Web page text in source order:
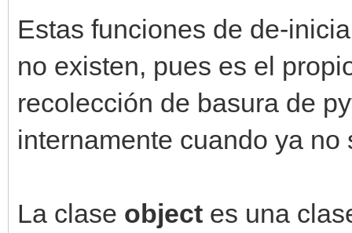
Estas funciones de de-
no existen, pues es el
recolección de basura de
internamente cuando ya no
La clase object es una